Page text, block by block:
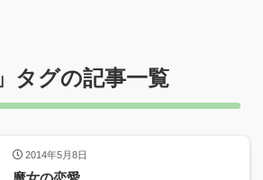
」タグの記事一覧
2014年5月8日